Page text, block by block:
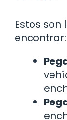
Estos son
encontrar: